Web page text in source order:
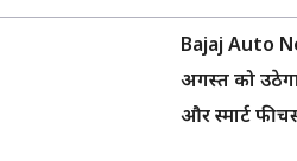
Bajaj Auto
अगस्त को उठेगा
और स्मार्ट